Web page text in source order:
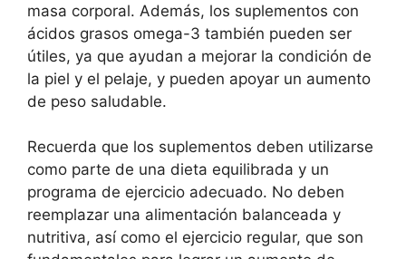
masa corporal. Además, los suplementos con
ácidos grasos omega-3 también pueden ser
útiles, ya que ayudan a mejorar la condición de
la piel y el pelaje, y pueden apoyar un aumento
de peso saludable.
Recuerda que los suplementos deben utilizarse
como parte de una dieta equilibrada y un
programa de ejercicio adecuado. No deben
reemplazar una alimentación balanceada y
nutritiva, así como el ejercicio regular, que son